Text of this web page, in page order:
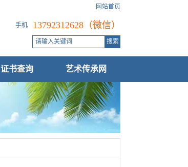
网站首页
13792312628（微信）
手机
证书查询 艺术传承网